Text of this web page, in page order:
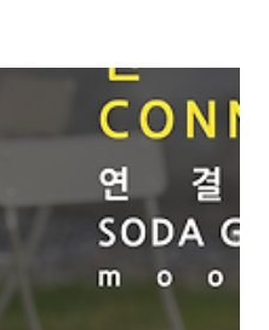
용(moonyong) 기획・행정 및
촬영 - 유영균 촬영 보조
음향 조감독 - 남동훈 협력 -
시 ] 《불편한 미술관: 우리는 그
타라엔터테인먼트 | 협력 - 소다